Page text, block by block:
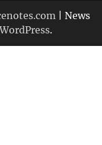
| News
WordPress.